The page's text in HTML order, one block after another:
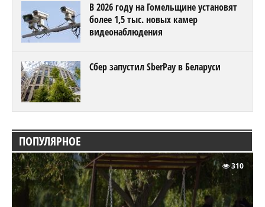
В 2026 году на Гомельщине установят
более 1,5 тыс. новых камер
видеонаблюдения
Сбер запустил SberPay в Беларуси
ПОПУЛЯРНОЕ
310